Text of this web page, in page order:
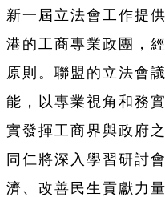
新一屆立法會工作提
港的工商專業政團，
原則。聯盟的立法會
能，以專業視角和務
實發揮工商界與政府
同仁將深入學習研討
濟、改善民生貢獻力量